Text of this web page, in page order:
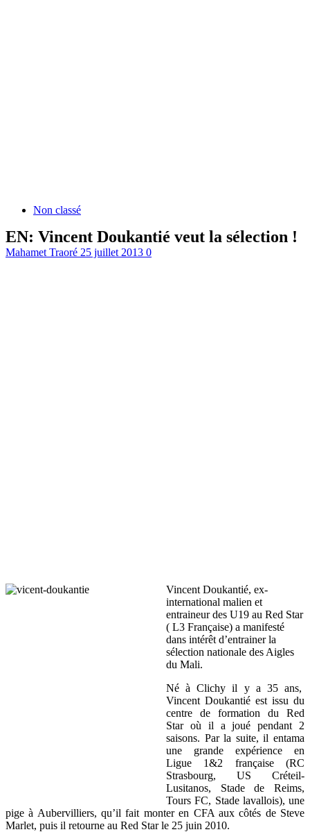
Non classé
EN: Vincent Doukantié veut la sélection !
Mahamet Traoré 25 juillet 2013 0
Vincent Doukantié, ex-
international malien et
entraineur des U19 au Red Star
( L3 Française) a manifesté
dans intérêt d’entrainer la
sélection nationale des Aigles
du Mali.
Né à Clichy il y a 35 ans,
Vincent Doukantié est issu du
centre de formation du Red
Star où il a joué pendant 2
saisons. Par la suite, il entama
une grande expérience en
Ligue 1&2 française (RC
Strasbourg, US Créteil-
Lusitanos, Stade de Reims,
Tours FC, Stade lavallois), une
pige à Aubervilliers, qu’il fait monter en CFA aux côtés de Steve
Marlet, puis il retourne au Red Star le 25 juin 2010.